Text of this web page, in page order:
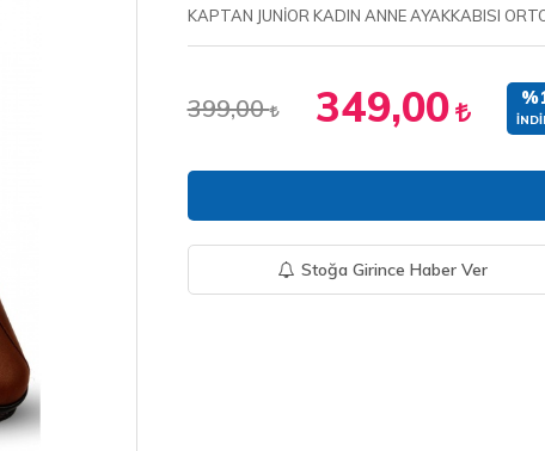
KAPTAN JUNİOR KADIN ANNE AYAKKABISI
399,00 349,00
Stoğa Girince Haber Ver